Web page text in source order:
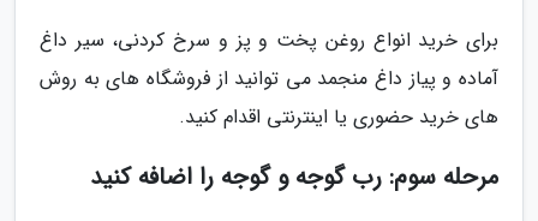
برای خرید انواع روغن پخت و پز و سرخ کردنی، سیر داغ
آماده و پیاز داغ منجمد می توانید از فروشگاه های به روش
های خرید حضوری یا اینترنتی اقدام کنید.
مرحله سوم: رب گوجه و گوجه را اضافه کنید